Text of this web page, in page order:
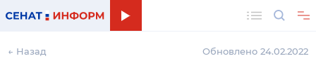
← Назад Обновлено 24.02.2022